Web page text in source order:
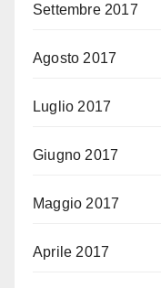
Settembre 2017
Agosto 2017
Luglio 2017
Giugno 2017
Maggio 2017
Aprile 2017